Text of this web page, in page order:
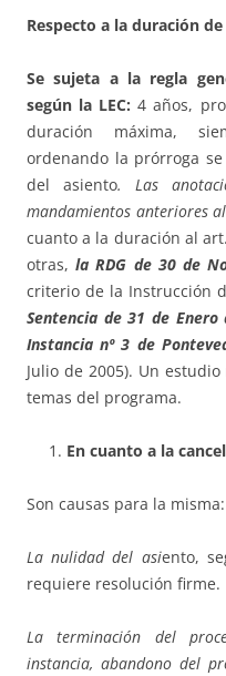
Respecto a la duración
Se sujeta a la regla
según la LEC:4 años,
duración máxima,
ordenando la prórroga
del asiento. Las
mandamientos anteriores
cuanto a la duración al
otras,la RDG de 30 de
criterio de la Instrucción
Sentencia de 31 de
Instancia nº 3 de
Julio de 2005). Un
temas del programa.
En cuanto a la
Son causas para la misma:
La nulidad del asiento,
requiere resolución firme.
La terminación del
instancia, abandono del